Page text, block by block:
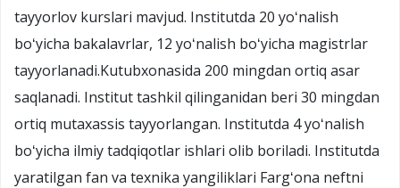
tayyorlov kurslari mavjud. Institutda 20 yoʻnalish
boʻyicha bakalavrlar, 12 yoʻnalish boʻyicha magistrlar
tayyorlanadi.Kutubxonasida 200 mingdan ortiq asar
saqlanadi. Institut tashkil qilinganidan beri 30 mingdan
ortiq mutaxassis tayyorlangan. Institutda 4 yoʻnalish
boʻyicha ilmiy tadqiqotlar ishlari olib boriladi. Institutda
yaratilgan fan va texnika yangiliklari Fargʻona neftni